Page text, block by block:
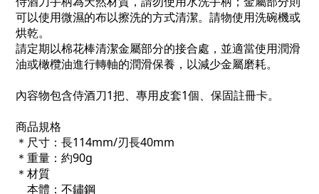
可以使用微濕的布以擦洗的方式清潔。請物使用洗碗機或
烘乾。
請定期以棉花棒清潔金屬部分的接合處，並適當使用潤滑
油或橄欖油進行轉軸的潤滑保養，以減少金屬磨耗。
內容物包含侍酒刀1把、專用皮套1個、保固註冊卡。
商品規格
＊尺寸：長114mm/刃長40mm
＊重量：約90g
＊材質
本體：不鏽鋼